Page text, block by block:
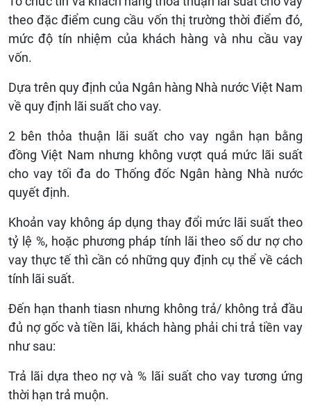
theo đặc điểm cung cầu vốn thị trường thời điểm đó,
mức độ tín nhiệm của khách hàng và nhu cầu vay
vốn.
Dựa trên quy định của Ngân hàng Nhà nước Việt Nam
về quy định lãi suất cho vay.
2 bên thỏa thuận lãi suất cho vay ngắn hạn bằng
đồng Việt Nam nhưng không vượt quá mức lãi suất
cho vay tối đa do Thống đốc Ngân hàng Nhà nước
quyết định.
Khoản vay không áp dụng thay đổi mức lãi suất theo
tỷ lệ %, hoặc phương pháp tính lãi theo số dư nợ cho
vay thực tế thì cần có những quy định cụ thể về cách
tính lãi suất.
Đến hạn thanh tiasn nhưng không trả/ không trả đầu
đủ nợ gốc và tiền lãi, khách hàng phải chi trả tiền vay
như sau:
Trả lãi dựa theo nợ và % lãi suất cho vay tương ứng
thời hạn trả muộn.